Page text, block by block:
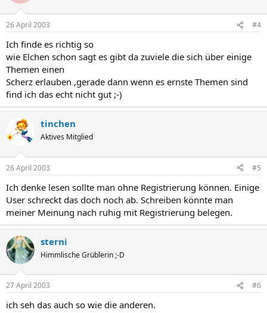
26 April 2003 #4
Ich finde es richtig so
wie Elchen schon sagt es gibt da zuviele die sich über einige
Themen einen
Scherz erlauben ,gerade dann wenn es ernste Themen sind
find ich das echt nicht gut ;-)
tinchen
Aktives Mitglied
26 April 2003 #5
Ich denke lesen sollte man ohne Registrierung können. Einige
User schreckt das doch noch ab. Schreiben könnte man
meiner Meinung nach ruhig mit Registrierung belegen.
sterni
Himmlische Grüblerin ;-D
27 April 2003 #6
ich seh das auch so wie die anderen.